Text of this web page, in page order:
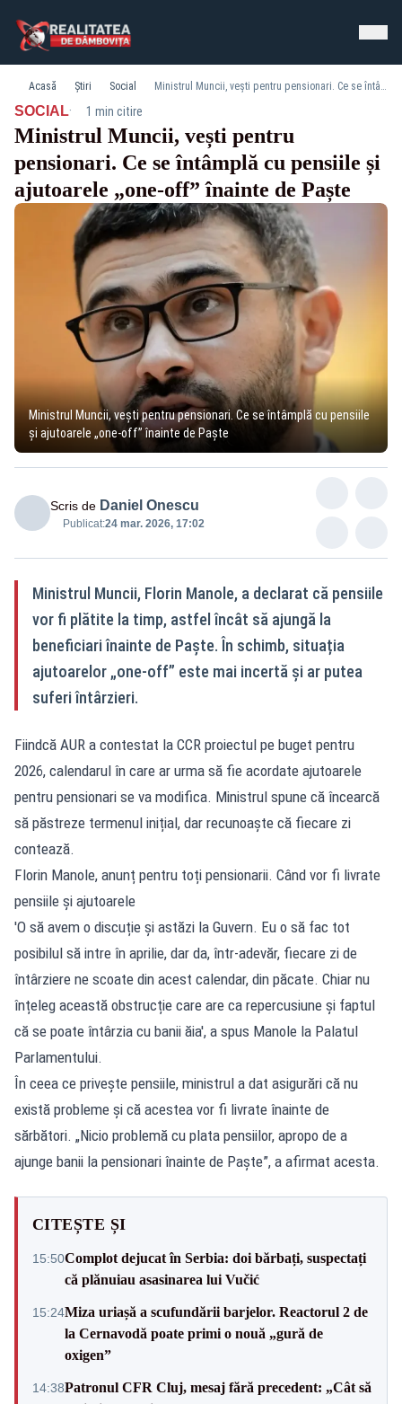
Acasă Știri Social Ministrul Muncii, vești pentru pensionari. Ce se întâmplă cu pensiile și ajutoarele „one-off” înainte de Paște
SOCIAL· 1 min citire
Ministrul Muncii, vești pentru
pensionari. Ce se întâmplă cu pensiile și
ajutoarele „one-off” înainte de Paște
Ministrul Muncii, vești pentru pensionari. Ce se întâmplă cu pensiile
și ajutoarele „one-off” înainte de Paște
Scris de Daniel Onescu
Publicat:24 mar. 2026, 17:02
Ministrul Muncii, Florin Manole, a declarat că pensiile
vor fi plătite la timp, astfel încât să ajungă la
beneficiari înainte de Paște. În schimb, situația
ajutoarelor „one-off” este mai incertă și ar putea
suferi întârzieri.
Fiindcă AUR a contestat la CCR proiectul pe buget pentru
2026, calendarul în care ar urma să fie acordate ajutoarele
pentru pensionari se va modifica. Ministrul spune că încearcă
să păstreze termenul inițial, dar recunoaște că fiecare zi
contează.
Florin Manole, anunț pentru toți pensionarii. Când vor fi livrate
pensiile și ajutoarele
'O să avem o discuție și astăzi la Guvern. Eu o să fac tot
posibilul să intre în aprilie, dar da, într-adevăr, fiecare zi de
întârziere ne scoate din acest calendar, din păcate. Chiar nu
înțeleg această obstrucție care are ca repercusiune și faptul
că se poate întârzia cu banii ăia', a spus Manole la Palatul
Parlamentului.
În ceea ce privește pensiile, ministrul a dat asigurări că nu
există probleme și că acestea vor fi livrate înainte de
sărbători. „Nicio problemă cu plata pensiilor, apropo de a
ajunge banii la pensionari înainte de Paște”, a afirmat acesta.
CITEȘTE ȘI
15:50Complot dejucat în Serbia: doi bărbați, suspectați
că plănuiau asasinarea lui Vučić
15:24Miza uriașă a scufundării barjelor. Reactorul 2 de
la Cernavodă poate primi o nouă „gură de
oxigen”
14:38Patronul CFR Cluj, mesaj fără precedent: „Cât să